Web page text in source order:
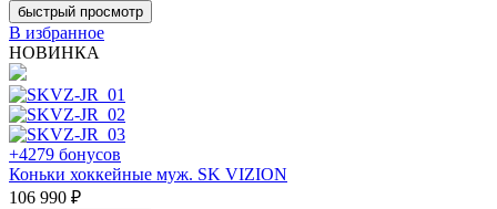
быстрый просмотр
В избранное
НОВИНКА
+4279 бонусов
Коньки хоккейные муж. SK VIZION
106 990 ₽